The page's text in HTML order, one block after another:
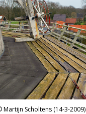
Martijn Scholtens (14-3-2009)